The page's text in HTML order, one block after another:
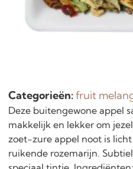
Categorieën:fruit
Deze buitengewone appel
makkelijk en lekker om
zoet-zure appel noot is
ruikende rozemarijn.